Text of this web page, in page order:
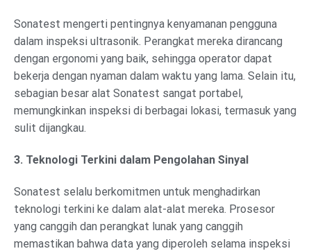
Sonatest mengerti pentingnya kenyamanan pengguna
dalam inspeksi ultrasonik. Perangkat mereka dirancang
dengan ergonomi yang baik, sehingga operator dapat
bekerja dengan nyaman dalam waktu yang lama. Selain itu,
sebagian besar alat Sonatest sangat portabel,
memungkinkan inspeksi di berbagai lokasi, termasuk yang
sulit dijangkau.
3. Teknologi Terkini dalam Pengolahan Sinyal
Sonatest selalu berkomitmen untuk menghadirkan
teknologi terkini ke dalam alat-alat mereka. Prosesor
yang canggih dan perangkat lunak yang canggih
memastikan bahwa data yang diperoleh selama inspeksi